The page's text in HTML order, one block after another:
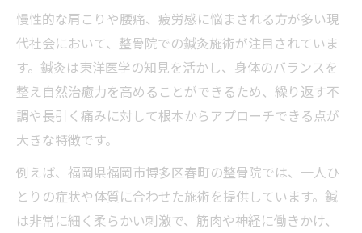
慢性的な肩こりや腰痛、疲労感に悩まされる方が多い現
代社会において、整骨院での鍼灸施術が注目されていま
す。鍼灸は東洋医学の知見を活かし、身体のバランスを
整え自然治癒力を高めることができるため、繰り返す不
調や長引く痛みに対して根本からアプローチできる点が
大きな特徴です。
例えば、福岡県福岡市博多区春町の整骨院では、一人ひ
とりの症状や体質に合わせた施術を提供しています。鍼
は非常に細く柔らかい刺激で、筋肉や神経に働きかけ、